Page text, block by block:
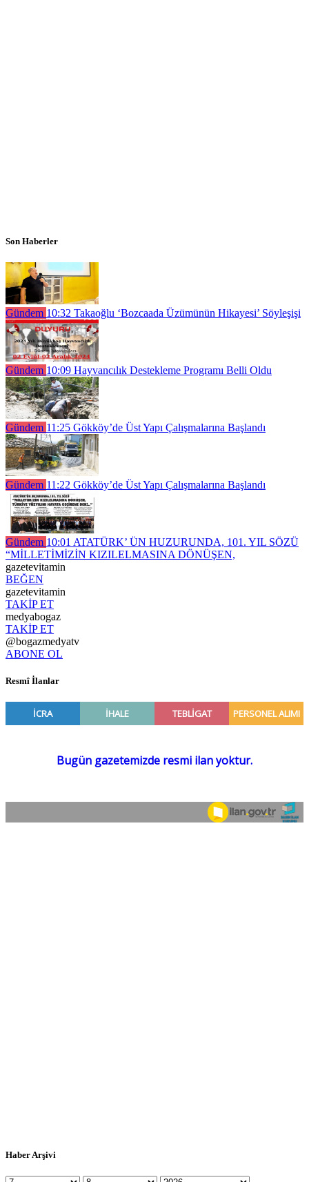
Son Haberler
Gündem 10:32 Takaoğlu ‘Bozcaada Üzümünün Hikayesi’ Söyleşişi
Gündem 10:09 Hayvancılık Destekleme Programı Belli Oldu
Gündem 11:25 Gökköy’de Üst Yapı Çalışmalarına Başlandı
Gündem 11:22 Gökköy’de Üst Yapı Çalışmalarına Başlandı
Gündem 10:01 ATATÜRK’ ÜN HUZURUNDA, 101. YIL SÖZÜ
“MİLLETİMİZİN KIZILELMASINA DÖNÜŞEN,
gazetevitamin
BEĞEN
gazetevitamin
TAKİP ET
medyabogaz
TAKİP ET
@bogazmedyatv
ABONE OL
Resmî İlanlar
Haber Arşivi